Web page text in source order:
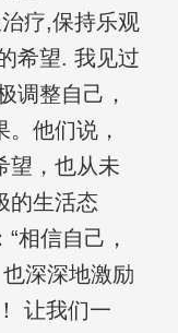
疗,保持乐观
希望. 我见过
调整自己，
他们说，
望，也从未
的生活态
相信自己，
深深地激励
让我们一